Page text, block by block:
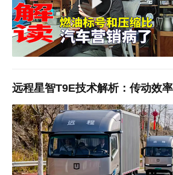
远程星智T9E技术解析：传动效